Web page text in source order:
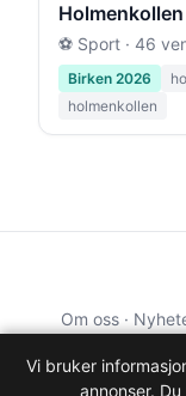
⚽ Sport · 46
Birken 2026
holmenkollen
Om oss ·
Vi bruker
annonser.